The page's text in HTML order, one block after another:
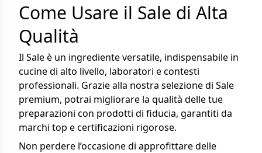
Come Usare il Sale di Alta
Qualità
Il Sale è un ingrediente versatile, indispensabile in
cucine di alto livello, laboratori e contesti
professionali. Grazie alla nostra selezione di Sale
premium, potrai migliorare la qualità delle tue
preparazioni con prodotti di fiducia, garantiti da
marchi top e certificazioni rigorose.
Non perdere l’occasione di approfittare delle